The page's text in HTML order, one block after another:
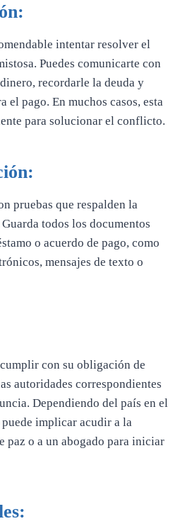
intentar resolver el
Puedes comunicarte con
recordarle la deuda y
el pago. En muchos casos, esta
para solucionar el conflicto.
pruebas que respalden la
todos los documentos
o acuerdo de pago, como
mensajes de texto o
con su obligación de
autoridades correspondientes
Dependiendo del país en el
implicar acudir a la
paz o a un abogado para iniciar